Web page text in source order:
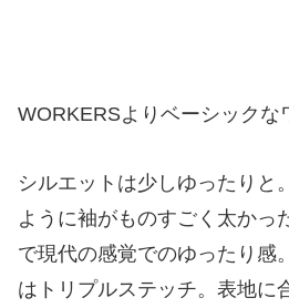
WORKERSよりベーシックな
シルエットは少しゆったりと
ように袖がものすごく太かっ
で現代の感覚でのゆったり感
はトリプルステッチ。表地に